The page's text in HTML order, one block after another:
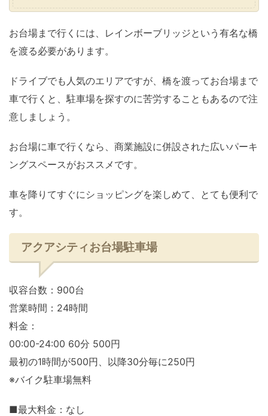
お台場まで行くには、レインボーブリッジという有名な橋
を渡る必要があります。
ドライブでも人気のエリアですが、橋を渡ってお台場まで
車で行くと、駐車場を探すのに苦労することもあるので注
意しましょう。
お台場に車で行くなら、商業施設に併設された広いパーキ
ングスペースがおススメです。
車を降りてすぐにショッピングを楽しめて、とても便利で
す。
アクアシティお台場駐車場
収容台数：900台
営業時間：24時間
料金：
00:00-24:00 60分 500円
最初の1時間が500円、以降30分毎に250円
※バイク駐車場無料
■最大料金：なし